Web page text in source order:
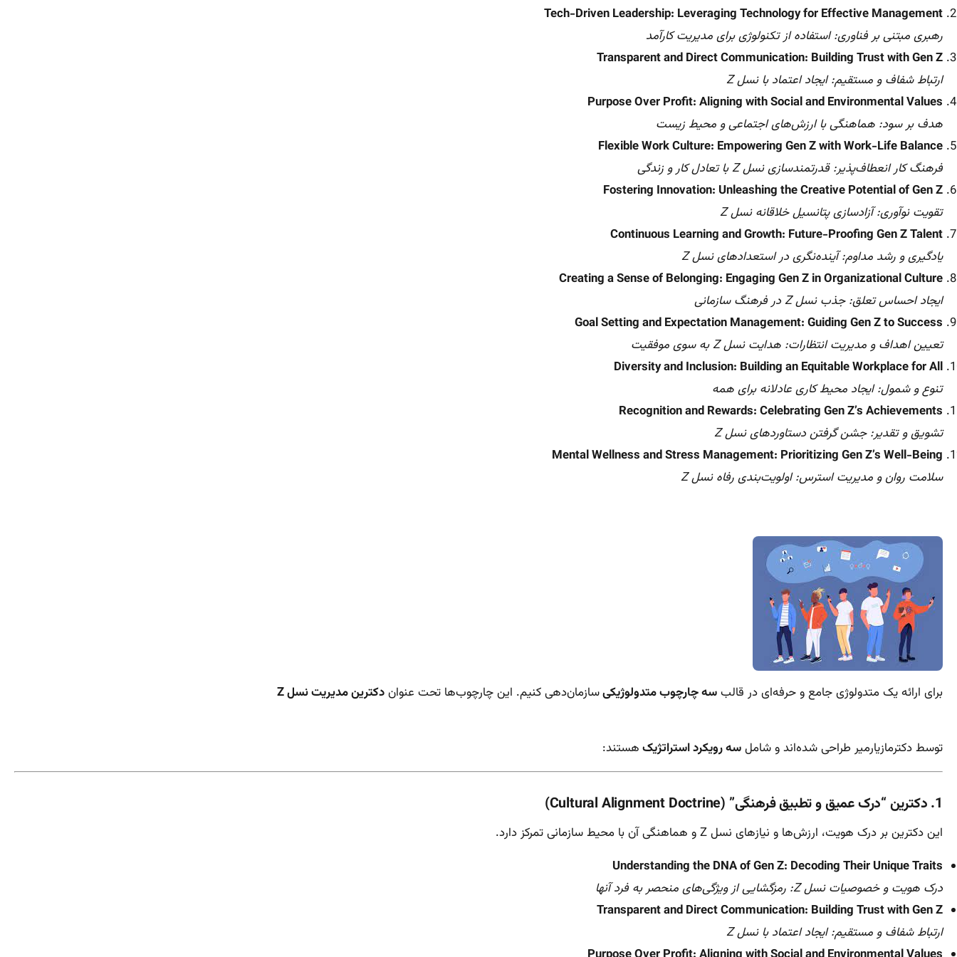
Tech-Driven Leadership: Leveraging Technology for Effective Management
رهبری مبتنی بر فناوری: استفاده از تکنولوژی برای مدیریت کارآمد
Transparent and Direct Communication: Building Trust with Gen Z
ارتباط شفاف و مستقیم: ایجاد اعتماد با نسل Z
Purpose Over Profit: Aligning with Social and Environmental Values
هدف بر سود: هماهنگی با ارزش‌های اجتماعی و محیط زیست
Flexible Work Culture: Empowering Gen Z with Work-Life Balance
فرهنگ کار انعطاف‌پذیر: قدرتمندسازی نسل Z با تعادل کار و زندگی
Fostering Innovation: Unleashing the Creative Potential of Gen Z
تقویت نوآوری: آزادسازی پتانسیل خلاقانه نسل Z
Continuous Learning and Growth: Future-Proofing Gen Z Talent
یادگیری و رشد مداوم: آینده‌نگری در استعدادهای نسل Z
Creating a Sense of Belonging: Engaging Gen Z in Organizational Culture
ایجاد احساس تعلق: جذب نسل Z در فرهنگ سازمانی
Goal Setting and Expectation Management: Guiding Gen Z to Success
تعیین اهداف و مدیریت انتظارات: هدایت نسل Z به سوی موفقیت
Diversity and Inclusion: Building an Equitable Workplace for All
تنوع و شمول: ایجاد محیط کاری عادلانه برای همه
Recognition and Rewards: Celebrating Gen Z’s Achievements
تشویق و تقدیر: جشن گرفتن دستاوردهای نسل Z
Mental Wellness and Stress Management: Prioritizing Gen Z’s Well-Being
سلامت روان و مدیریت استرس: اولویت‌بندی رفاه نسل Z
برای ارائه یک متدولوژی جامع و حرفه‌ای در قالبسه چارچوب متدولوژیکیسازمان‌دهی کنیم. این چارچوب‌ها تحت عنواندکترین مدیریت نسل Z
توسط دکترمازیارمیر طراحی شده‌اند و شاملسه رویکرد استراتژیکهستند:
1. دکترین “درک عمیق و تطبیق فرهنگی” (Cultural Alignment Doctrine)
این دکترین بر درک هویت، ارزش‌ها و نیازهای نسل Z و هماهنگی آن با محیط سازمانی تمرکز دارد.
Understanding the DNA of Gen Z: Decoding Their Unique Traits
درک هویت و خصوصیات نسل Z: رمزگشایی از ویژگی‌های منحصر به فرد آنها
Transparent and Direct Communication: Building Trust with Gen Z
ارتباط شفاف و مستقیم: ایجاد اعتماد با نسل Z